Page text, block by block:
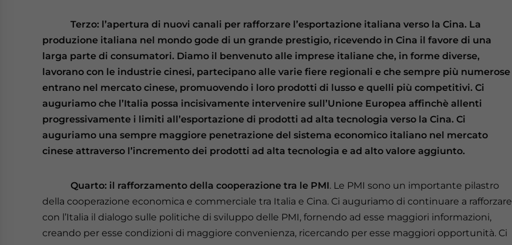
Terzo: l’apertura di nuovi canali per rafforzare l’esportazione italiana verso la Cina. La
produzione italiana nel mondo gode di un grande prestigio, ricevendo in Cina il favore di una
larga parte di consumatori. Diamo il benvenuto alle imprese italiane che, in forme diverse,
lavorano con le industrie cinesi, partecipano alle varie fiere regionali e che sempre più numerose
entrano nel mercato cinese, promuovendo i loro prodotti di lusso e quelli più competitivi. Ci
auguriamo che l’Italia possa incisivamente intervenire sull’Unione Europea affinchè allenti
progressivamente i limiti all’esportazione di prodotti ad alta tecnologia verso la Cina. Ci
auguriamo una sempre maggiore penetrazione del sistema economico italiano nel mercato
cinese attraverso l’incremento dei prodotti ad alta tecnologia e ad alto valore aggiunto.
Quarto: il rafforzamento della cooperazione tra le PMI. Le PMI sono un importante pilastro
della cooperazione economica e commerciale tra Italia e Cina. Ci auguriamo di continuare a rafforzare
con l’Italia il dialogo sulle politiche di sviluppo delle PMI, fornendo ad esse maggiori informazioni,
creando per esse condizioni di maggiore convenienza, ricercando per esse maggiori opportunità. Ci